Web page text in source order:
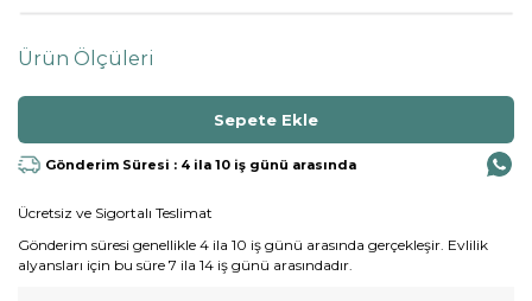
Ürün Ölçüleri
Gönderim Süresi : 4 ila 10 iş günü arasında
Ücretsiz ve Sigortalı Teslimat
Gönderim süresi genellikle 4 ila 10 iş günü arasında gerçekleşir. Evlilik
alyansları için bu süre 7 ila 14 iş günü arasındadır.